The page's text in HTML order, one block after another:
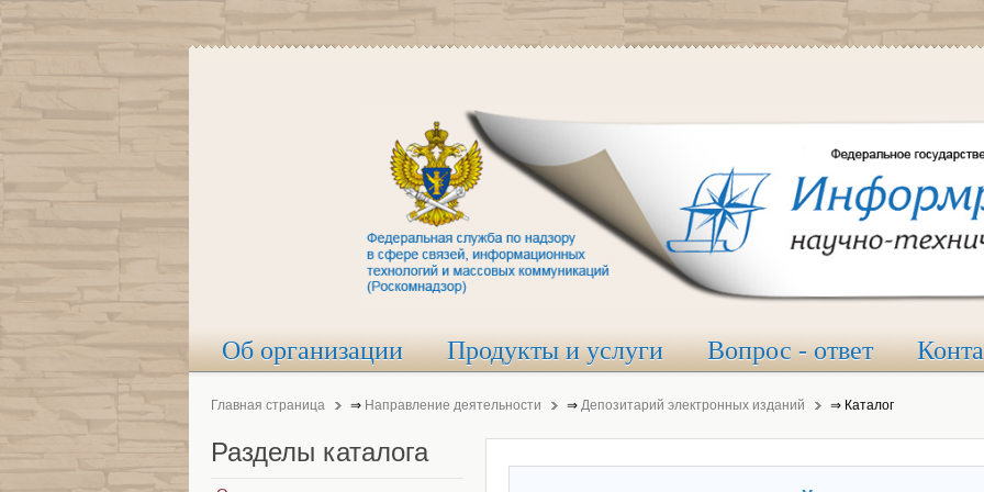
Об организации Продукты и услуги Вопрос - ответ
Главная страница ⇒ Направление деятельности ⇒ Депозитарий электронных изданий ⇒ Каталог
Разделы каталога